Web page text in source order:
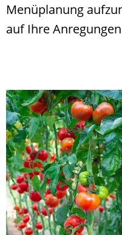
Menüplanung
auf Ihre